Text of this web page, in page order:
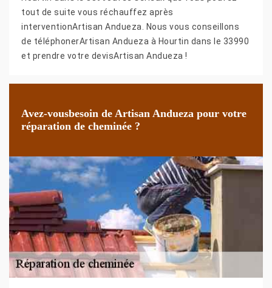
tout de suite vous réchauffez après
interventionArtisan Andueza. Nous vous conseillons
de téléphonerArtisan Andueza à Hourtin dans le 33990
et prendre votre devisArtisan Andueza !
Avez-vousbesoin de Artisan Andueza pour votre
réparation de cheminée ?